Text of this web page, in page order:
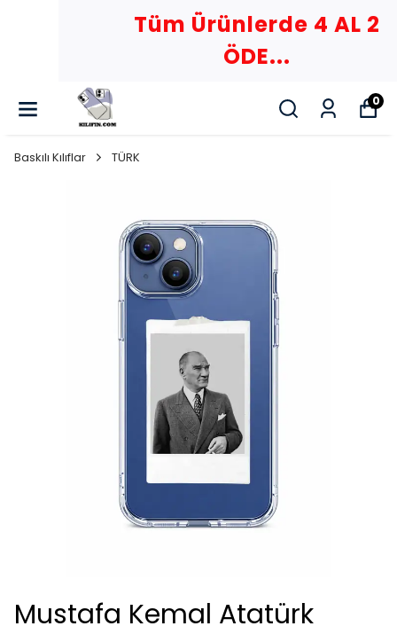
Tüm Ürünlerde 4 AL 2
ÖDE...
0
Baskılı Kılıflar TÜRK
Mustafa Kemal Atatürk